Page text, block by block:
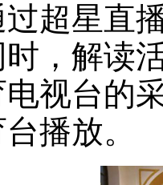
超星直
，解读
视台的
播放。